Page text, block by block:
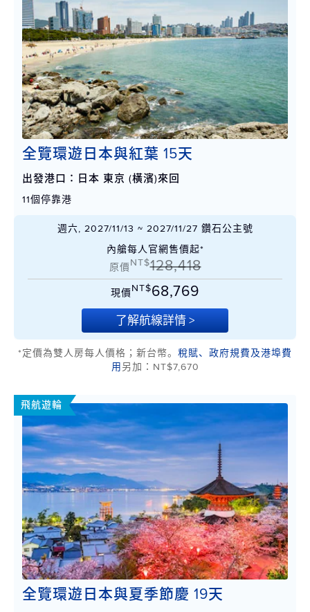
全覽環遊日本與紅葉 15天
出發港口：日本 東京 (橫濱)來回
11個停靠港
週六, 2027/11/13 ~ 2027/11/27 鑽石公主號
內艙每人官網售價起*
原價NT$128,418
現價NT$68,769
了解航線詳情 >
*定價為雙人房每人價格；新台幣。 稅賦、政府規費及港埠費
用 另加：NT$7,670
飛航遊輪
全覽環遊日本與夏季節慶 19天